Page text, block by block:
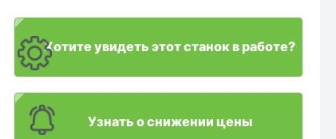
Хотите увидеть этот станок в работе?
Узнать о снижении цены